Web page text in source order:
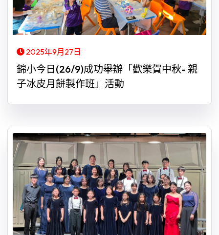
2025年9月27日
錦小今日(26/9)成功舉辦「歡樂賀中秋- 親
子冰皮月餅製作班」活動